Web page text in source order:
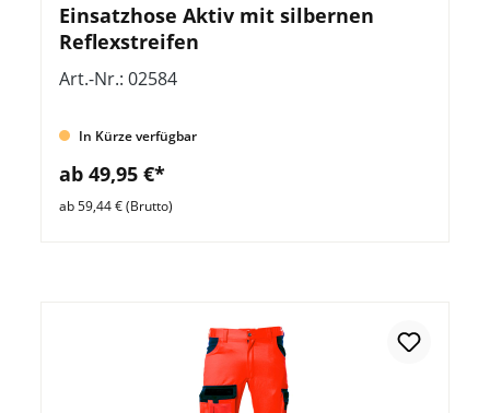
Einsatzhose Aktiv mit silbernen
Reflexstreifen
Art.-Nr.: 02584
In Kürze verfügbar
ab 49,95 €*
ab 59,44 € (Brutto)